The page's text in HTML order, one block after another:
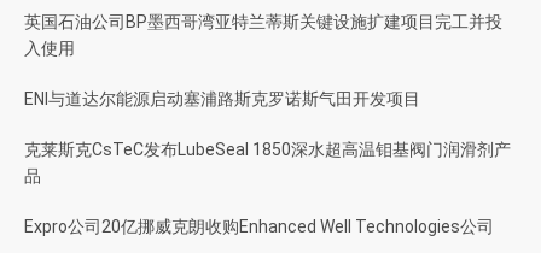
英国石油公司BP墨西哥湾亚特兰蒂斯关键设施扩建项目完工并投
入使用
ENI与道达尔能源启动塞浦路斯克罗诺斯气田开发项目
克莱斯克CsTeC发布LubeSeal 1850深水超高温钼基阀门润滑剂产
品
Expro公司20亿挪威克朗收购Enhanced Well Technologies公司